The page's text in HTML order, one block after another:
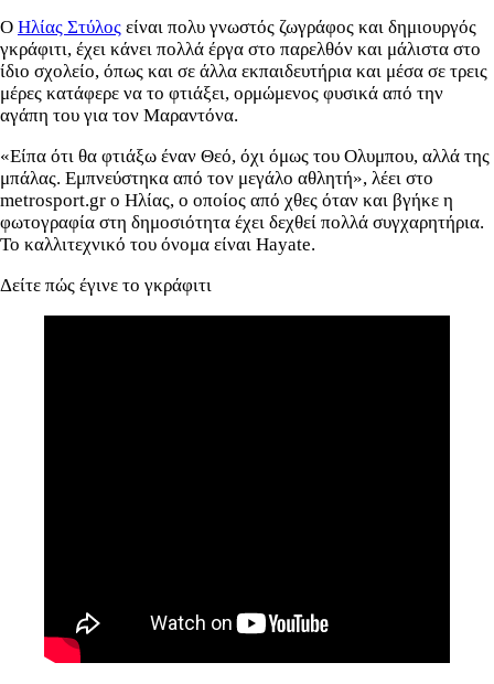
Ο Ηλίας Στύλος είναι πολυ γνωστός ζωγράφος και δημιουργός
γκράφιτι, έχει κάνει πολλά έργα στο παρελθόν και μάλιστα στο
ίδιο σχολείο, όπως και σε άλλα εκπαιδευτήρια και μέσα σε τρεις
μέρες κατάφερε να το φτιάξει, ορμώμενος φυσικά από την
αγάπη του για τον Μαραντόνα.
«Είπα ότι θα φτιάξω έναν Θεό, όχι όμως του Ολυμπου, αλλά της
μπάλας. Εμπνεύστηκα από τον μεγάλο αθλητή», λέει στο
metrosport.gr ο Ηλίας, ο οποίος από χθες όταν και βγήκε η
φωτογραφία στη δημοσιότητα έχει δεχθεί πολλά συγχαρητήρια.
To καλλιτεχνικό του όνομα είναι Hayate.
Δείτε πώς έγινε το γκράφιτι